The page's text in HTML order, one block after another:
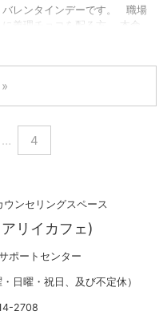
ファシネーション(フラワーエ
バレンタインデーです。 職場
に義理チョコを配る方、 本命
ートで告白しようと思ってい
ち着かせ ファシネーションも
す。 昨年、カウンセリングに
いらした方が実際に行った事
です。 キュートで素直な方で
し ...
… 4
ンセリングスペース
リイカフェ)
ポートセンター
日曜・祝日、及び不定休）
2708